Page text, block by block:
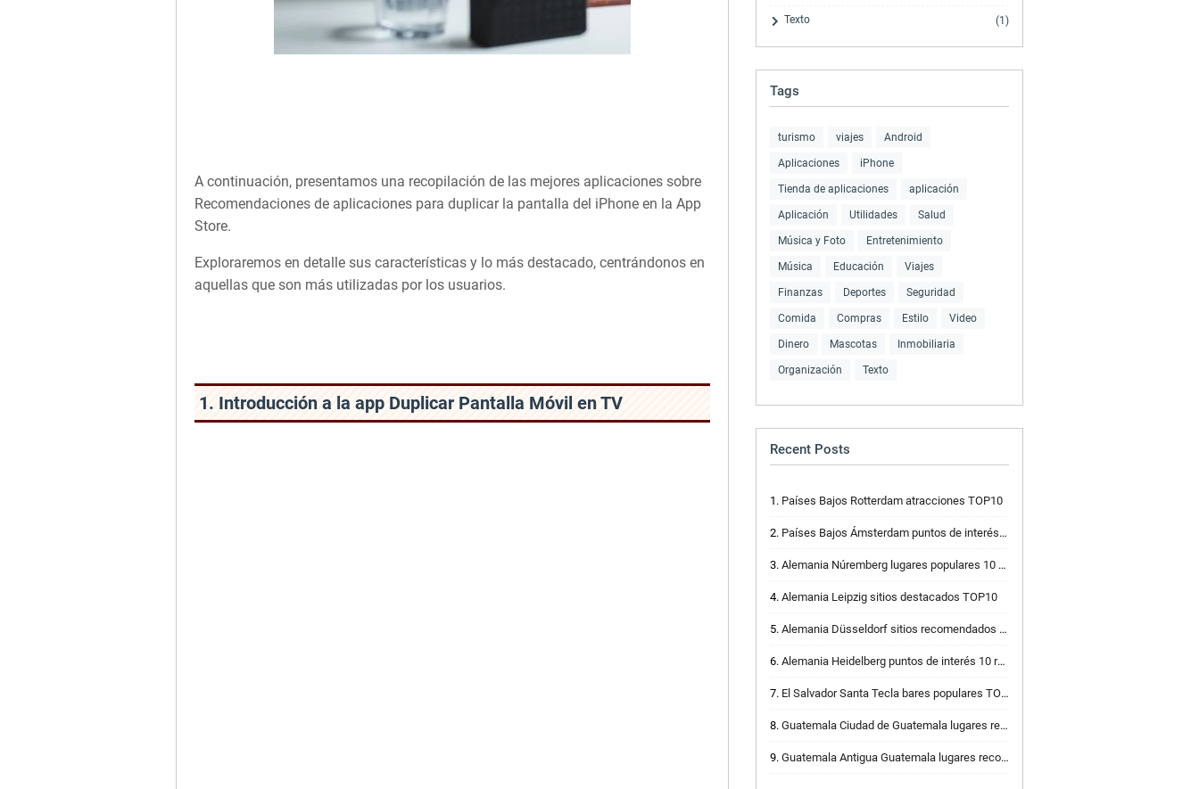
A continuación, presentamos una recopilación de las mejores aplicaciones sobre
Recomendaciones de aplicaciones para duplicar la pantalla del iPhone en la App
Store.
Exploraremos en detalle sus características y lo más destacado, centrándonos en
aquellas que son más utilizadas por los usuarios.
1. Introducción a la app Duplicar Pantalla Móvil en TV
Texto (1)
Tags
turismo viajes Android
Aplicaciones iPhone
Tienda de aplicaciones aplicación
Aplicación Utilidades Salud
Música y Foto Entretenimiento
Música Educación Viajes
Finanzas Deportes Seguridad
Comida Compras Estilo Video
Dinero Mascotas Inmobiliaria
Organización Texto
Recent Posts
Países Bajos Rotterdam atracciones TOP10
Países Bajos Ámsterdam puntos de interés TOP10
Alemania Núremberg lugares populares 10 recomendados
Alemania Leipzig sitios destacados TOP10
Alemania Düsseldorf sitios recomendados 10 recomendados
Alemania Heidelberg puntos de interés 10 recomendados
El Salvador Santa Tecla bares populares TOP10
Guatemala Ciudad de Guatemala lugares recomendados para actividad 10
Guatemala Antigua Guatemala lugares recomendados de pan y pastelería 10